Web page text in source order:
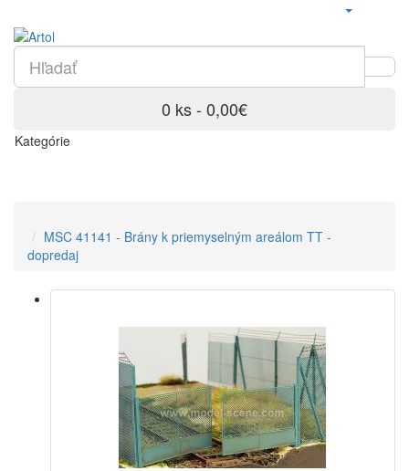
0 ks - 0,00€
Kategórie
MSC 41141 - Brány k priemyselným areálom TT -
dopredaj